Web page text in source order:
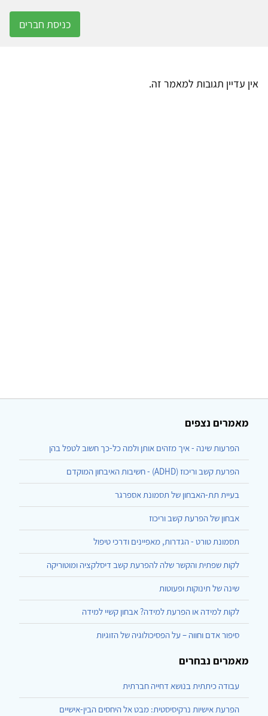
כניסת חברים
אין עדיין תגובות למאמר זה.
מאמרים נצפים
הפרעות שינה - איך מזהים אותן ולמה כל-כך חשוב לטפל בהן
הפרעת קשב וריכוז (ADHD) - חשיבות האיבחון המוקדם
בעיית תת-האבחון של תסמונת אספרגר
אבחון של הפרעת קשב וריכוז
תסמונת טורט - הגדרות, מאפיינים ודרכי טיפול
לקות שפתית והקשר שלה להפרעת קשב דיסלקציה ומוטוריקה
שינה של תינוקות ופעוטות
לקות למידה או הפרעת למידה? אבחון קשיי למידה
סיפור אדם וחווה – על הפסיכולוגיה של הזוגיות
מאמרים נבחרים
עבודה כיתתית בנושא דחייה חברתית
הפרעת אישיות נרקיסיסטית: מבט אל היחסים הבין-אישיים